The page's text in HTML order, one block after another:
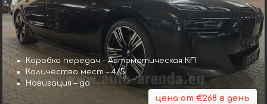
Коробка передач – Автоматическая КП
Количество мест – 4/5
Навигация – да
цена от €268 в день